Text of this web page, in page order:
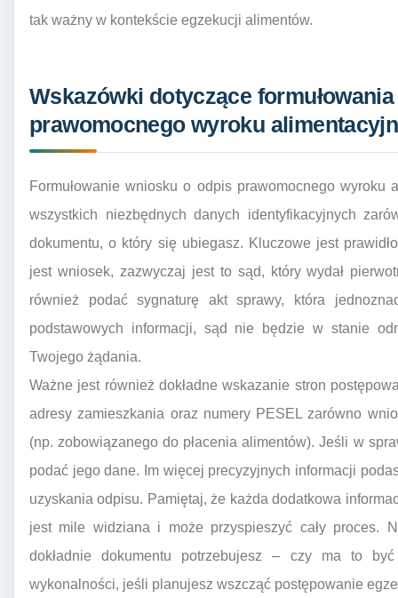
tak ważny w kontekście egzekucji alimentów.
Wskazówki dotyczące
prawomocnego wyroku
Formułowanie wniosku o odpis prawomocnego
wszystkich niezbędnych danych identyfikacyjnych
dokumentu, o który się ubiegasz. Kluczowe jest
jest wniosek, zazwyczaj jest to sąd, który wydał
również podać sygnaturę akt sprawy, która
podstawowych informacji, sąd nie będzie w stanie
Twojego żądania.
Ważne jest również dokładne wskazanie stron
adresy zamieszkania oraz numery PESEL zarówno
(np. zobowiązanego do płacenia alimentów). Jeśli w
podać jego dane. Im więcej precyzyjnych informacji
uzyskania odpisu. Pamiętaj, że każda dodatkowa
jest mile widziana i może przyspieszyć cały proces.
dokładnie dokumentu potrzebujesz – czy ma to
wykonalności, jeśli planujesz wszcząć postępowanie